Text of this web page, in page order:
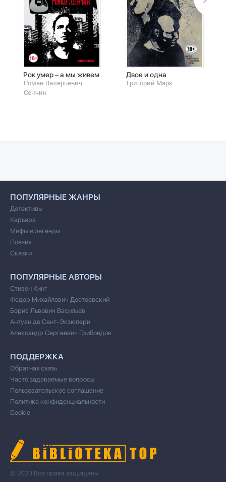
Рок умер – а мы живем
Роман Валерьевич
Сенчин
Двое и одна
Григорий Марк
ПОПУЛЯРНЫЕ ЖАНРЫ
Детективы
Карьера
Мифы и легенды
Поэзия
Сказки
ПОПУЛЯРНЫЕ АВТОРЫ
Стивен Кинг
Федор Михайлович Достоевский
Борис Львович Васильев
Антуан де Сент-Экзюпери
Александр Сергеевич Грибоедов
ПОДДЕРЖКА
Обратная связь
Часто задаваемые вопросы
Пользовательское соглашение
Политика конфиденциальности
Cookie
© 2020 Все права защищены